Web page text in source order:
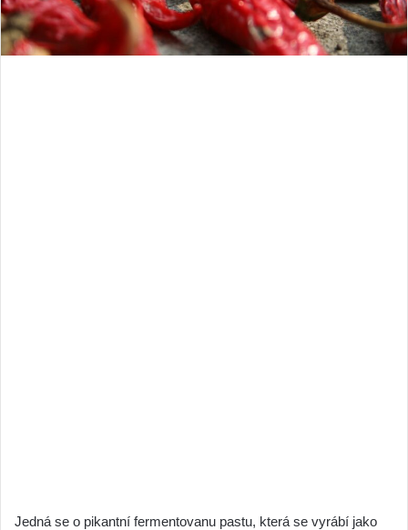
Jedná se o pikantní fermentovanu pastu, která se vyrábí jako